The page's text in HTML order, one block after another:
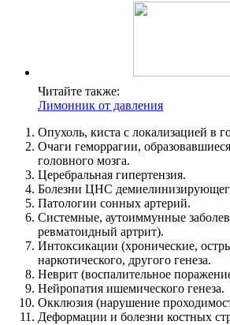
Читайте также:
Лимонник от давления
Опухоль, киста с локализацией в
Очаги геморрагии,
головного мозга.
Церебральная гипертензия.
Болезни ЦНС
Патологии сонных артерий.
Системные, аутоиммунные
ревматоидный артрит).
Интоксикации (хронические,
наркотического, другого генеза.
Неврит (воспалительное
Нейропатия ишемического генеза.
Окклюзия (нарушение
Деформации и болезни костных